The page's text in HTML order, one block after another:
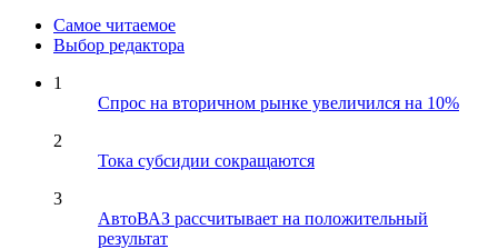
Самое читаемое
Выбор редактора
1
Спрос на вторичном рынке увеличился на 10%
2
Тока субсидии сокращаются
3
АвтоВАЗ рассчитывает на положительный
результат